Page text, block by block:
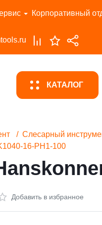
Корпоративный
КАТАЛОГ
Слесарный
16-PH1-100
Добавить в избранное